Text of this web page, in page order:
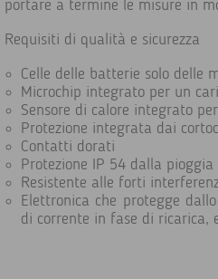
portare a termine le misure in
Requisiti di qualità e sicurezza
Celle delle batterie solo delle
Microchip integrato per un
Sensore di calore integrato
Protezione integrata dai
Contatti dorati
Protezione IP 54 dalla pioggia
Resistente alle forti
Elettronica che protegge
di corrente in fase di ricarica,